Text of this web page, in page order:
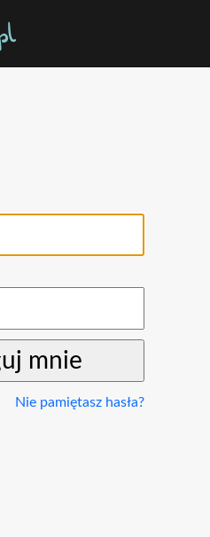
Nie pamiętasz hasła?